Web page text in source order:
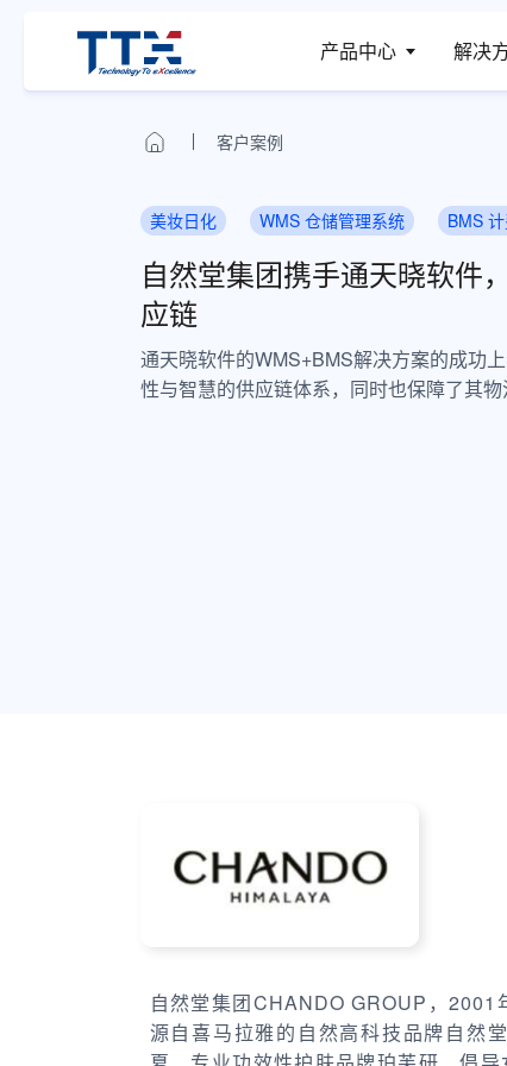
产品中心 解决
客户案例
美妆日化 WMS 仓储管理系统 BMS
自然堂集团携手通天晓软件
应链
通天晓软件的WMS+BMS解决方案的成功
性与智慧的供应链体系，同时也保障了其物
自然堂集团CHANDO GROUP，2001
源自喜马拉雅的自然高科技品牌自然